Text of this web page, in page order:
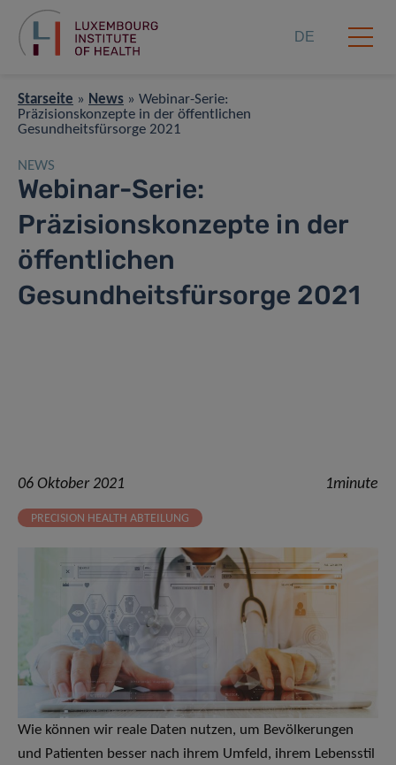
DE
Starseite » News » Webinar-Serie:
Präzisionskonzepte in der öffentlichen
Gesundheitsfürsorge 2021
NEWS
Webinar-Serie:
Präzisionskonzepte in der
öffentlichen
Gesundheitsfürsorge 2021
06 Oktober 2021 1minute
PRECISION HEALTH ABTEILUNG
Wie können wir reale Daten nutzen, um Bevölkerungen
und Patienten besser nach ihrem Umfeld, ihrem Lebensstil